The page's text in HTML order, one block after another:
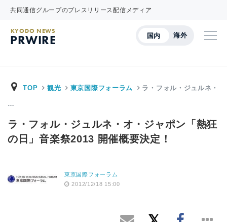
共同通信グループのプレスリリース配信メディア
国内 海外
KYODO NEWS
PRWIRE
TOP 観光 東京国際フォーラム ラ・フォル・ジュルネ・
…
ラ・フォル・ジュルネ・オ・ジャポン「熱狂
の日」音楽祭2013 開催概要決定！
東京国際フォーラム
2012/12/18 15:00